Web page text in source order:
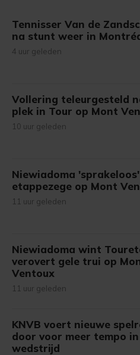
Tennisser Van de
na stunt weer in
4 uur geleden
Vollering teleurgesteld
plek in Tour op Mont
10 uur geleden
Niewiadoma
etappezege op Mont
11 uur geleden
Niewiadoma wint
verovert gele trui op
Ventoux
11 uur geleden
KNVB voert nieuwe
door voor meer tempo
wedstrijd